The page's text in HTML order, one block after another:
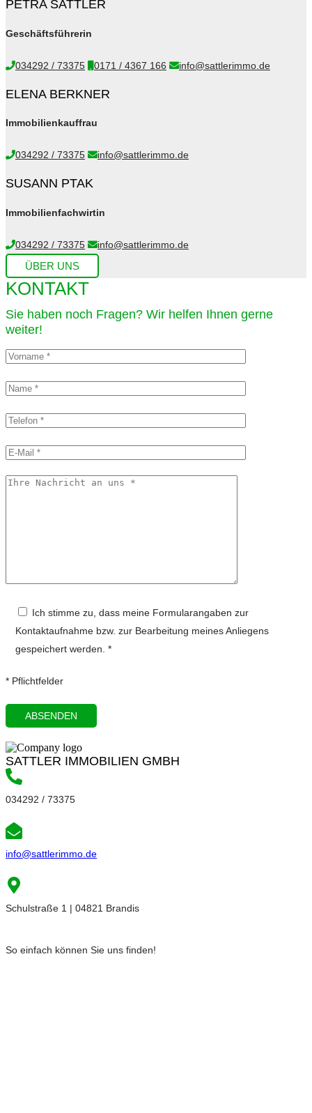
PETRA SATTLER
Geschäftsführerin
034292 / 73375 0171 / 4367 166 info@sattlerimmo.de
ELENA BERKNER
Immobilienkauffrau
034292 / 73375 info@sattlerimmo.de
SUSANN PTAK
Immobilienfachwirtin
034292 / 73375 info@sattlerimmo.de
ÜBER UNS
KONTAKT
Sie haben noch Fragen? Wir helfen Ihnen gerne
weiter!​
Ich stimme zu, dass meine Formularangaben zur
Kontaktaufnahme bzw. zur Bearbeitung meines Anliegens
gespeichert werden. *
* Pflichtfelder
SATTLER IMMOBILIEN GMBH
034292 / 73375
info@sattlerimmo.de
Schulstraße 1 | 04821 Brandis
So einfach können Sie uns finden!